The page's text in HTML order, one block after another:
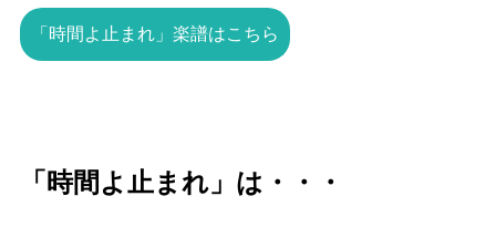
「時間よ止まれ」楽譜はこちら
「時間よ止まれ」は・・・